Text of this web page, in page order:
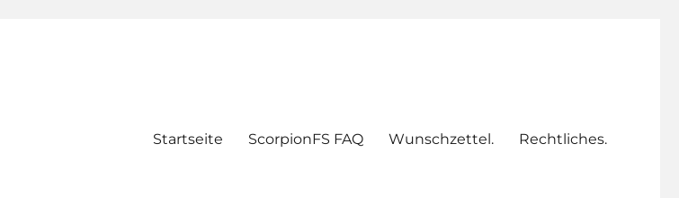
Startseite ScorpionFS FAQ Wunschzettel. Rechtliches.